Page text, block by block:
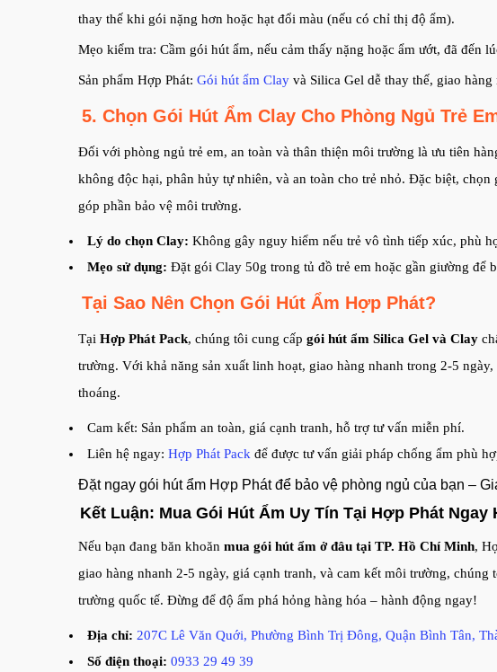
thay thế khi gói nặng hơn hoặc hạt đổi màu (nếu có chỉ thị độ ẩm).
Mẹo kiểm tra: Cầm gói hút ẩm, nếu cảm thấy nặng hoặc ẩm ướt, đã đến
Sản phẩm Hợp Phát: Gói hút ẩm Clay và Silica Gel dễ thay thế, giao
5. Chọn Gói Hút Ẩm Clay Cho Phòng Ngủ Trẻ
Đối với phòng ngủ trẻ em, an toàn và thân thiện môi trường là ưu tiên
không độc hại, phân hủy tự nhiên, và an toàn cho trẻ nhỏ. Đặc biệt, chọn
góp phần bảo vệ môi trường.
Lý do chọn Clay: Không gây nguy hiểm nếu trẻ vô tình tiếp xúc, phù
Mẹo sử dụng: Đặt gói Clay 50g trong tủ đồ trẻ em hoặc gần giường để
Tại Sao Nên Chọn Gói Hút Ẩm Hợp Phát?
Tại Hợp Phát Pack, chúng tôi cung cấp gói hút ẩm Silica Gel và Clay
trường. Với khả năng sản xuất linh hoạt, giao hàng nhanh trong 2-5
thoáng.
Cam kết: Sản phẩm an toàn, giá cạnh tranh, hỗ trợ tư vấn miễn phí.
Liên hệ ngay: Hợp Phát Pack để được tư vấn giải pháp chống ẩm phù
Đặt ngay gói hút ẩm Hợp Phát để bảo vệ phòng ngủ của bạn –
Kết Luận: Mua Gói Hút Ẩm Uy Tín Tại Hợp Phát Ngay
Nếu bạn đang băn khoăn mua gói hút ẩm ở đâu tại TP. Hồ Chí Minh,
giao hàng nhanh 2-5 ngày, giá cạnh tranh, và cam kết môi trường,
trường quốc tế. Đừng để độ ẩm phá hỏng hàng hóa – hành động ngay!
Địa chỉ: 207C Lê Văn Quới, Phường Bình Trị Đông, Quận Bình Tân,
Số điện thoại: 0933 29 49 39